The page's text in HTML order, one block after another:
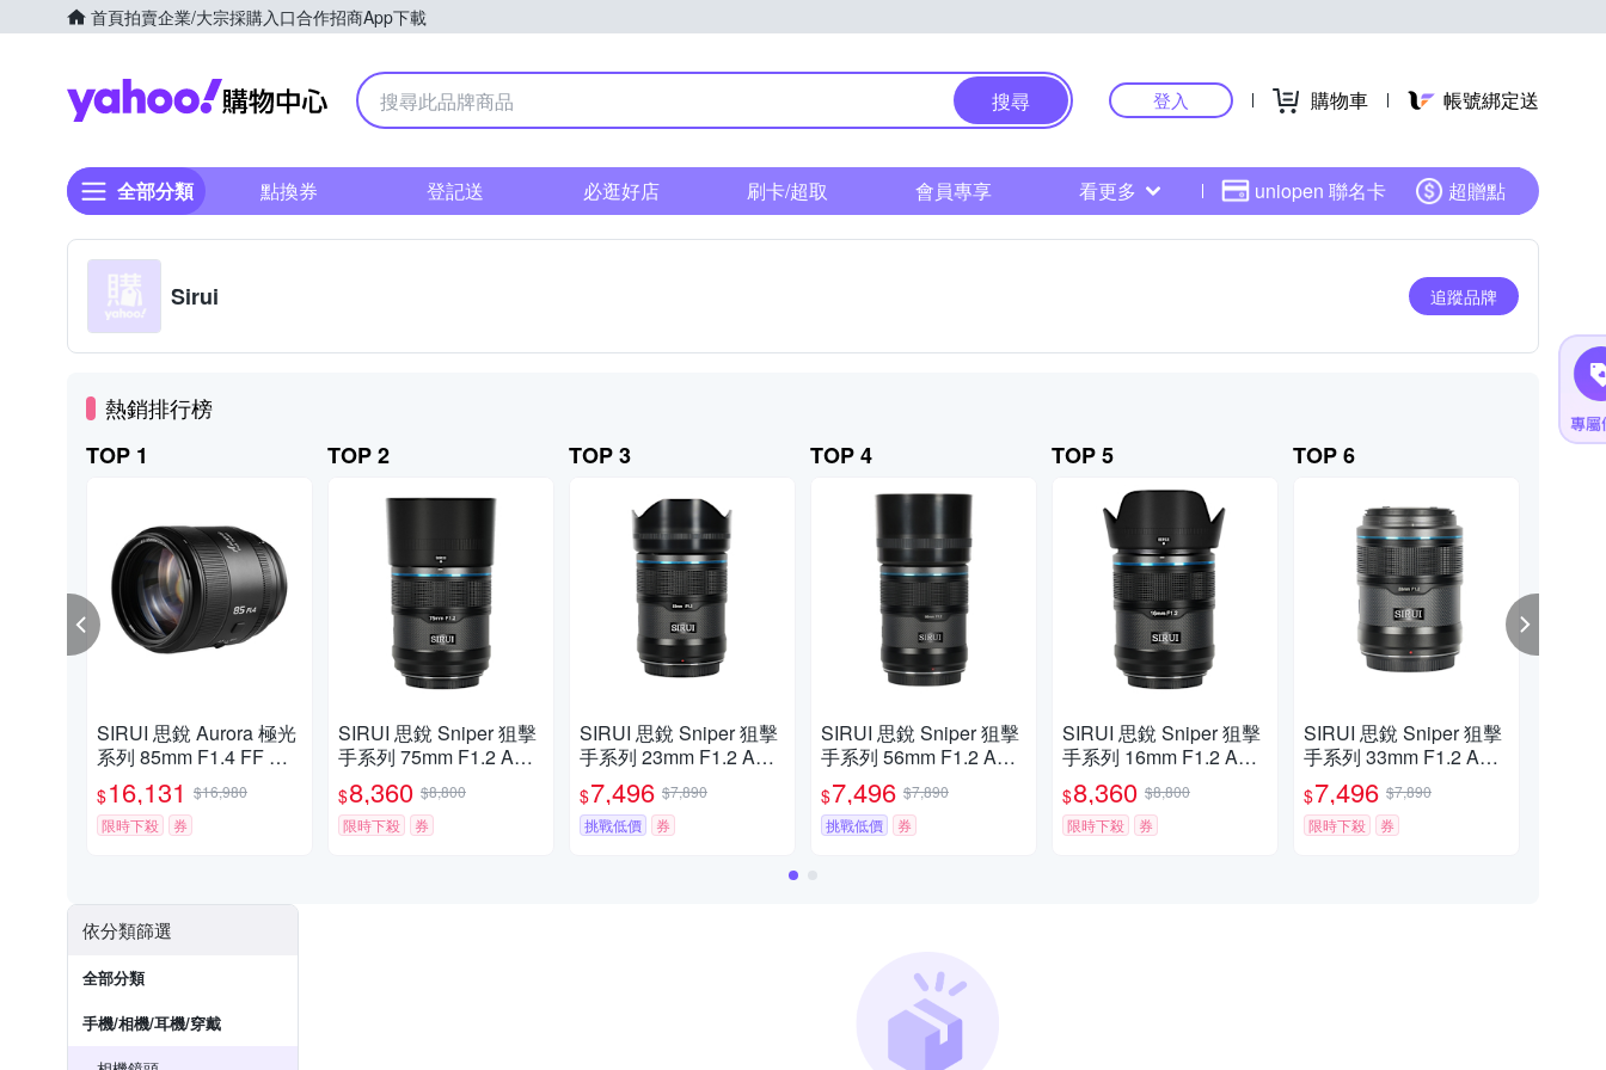
首頁拍賣企業/大宗採購入口合作招商App下載
Yahoo購物中心
搜尋 登入 購物車 帳號綁定送
全部分類 點換券 登記送 必逛好店 刷卡/超取 會員專享 看更多 uniopen 聯名卡 超贈點
Sirui 追蹤品牌
熱銷排行榜
TOP 1
SIRUI 思銳 Aurora 極光
系列 85mm F1.4 FF 自
動對焦鏡頭 佛提普拉斯
公司貨兩年保固 For X-M
ount
$16,131 $16,980
限時下殺
券
TOP 2
SIRUI 思銳 Sniper 狙擊
手系列 75mm F1.2 APS
-C 自動對焦鏡頭 佛提普
拉斯公司貨兩年保固
$8,360 $8,800
限時下殺
券
TOP 3
SIRUI 思銳 Sniper 狙擊
手系列 23mm F1.2 APS
-C 自動對焦鏡頭 佛提普
拉斯公司貨兩年保固
$7,496 $7,890
挑戰低價
券
TOP 4
SIRUI 思銳 Sniper 狙擊
手系列 56mm F1.2 APS
-C 自動對焦鏡頭 佛提普
拉斯公司貨兩年保固
$7,496 $7,890
挑戰低價
券
TOP 5
SIRUI 思銳 Sniper 狙擊
手系列 16mm F1.2 APS
-C 自動對焦鏡頭 佛提普
拉斯公司貨兩年保固
$8,360 $8,800
限時下殺
券
TOP 6
SIRUI 思銳 Sniper 狙擊
手系列 33mm F1.2 APS
-C 自動對焦鏡頭 佛提普
拉斯公司貨兩年保固
$7,496 $7,890
限時下殺
券
依分類篩選
全部分類
手機/相機/耳機/穿戴